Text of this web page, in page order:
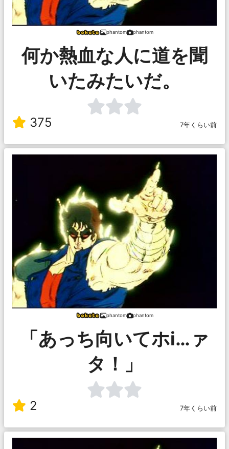
phantom phantom
何か熱血な人に道を聞
いたみたいだ。
375 7年くらい前
phantom phantom
「あっち向いてホi…ァ
タ！」
2 7年くらい前